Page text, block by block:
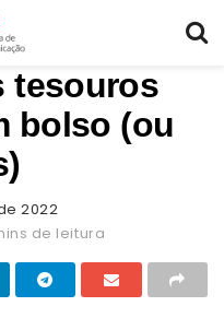
tesouros
bolso (ou
2022
de leitura